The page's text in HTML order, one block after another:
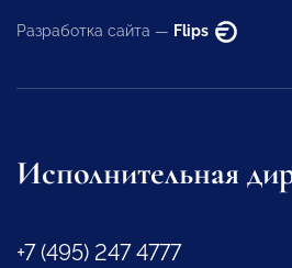
Разработка сайта — Flips
Исполнительная
+7 (495) 247 4777